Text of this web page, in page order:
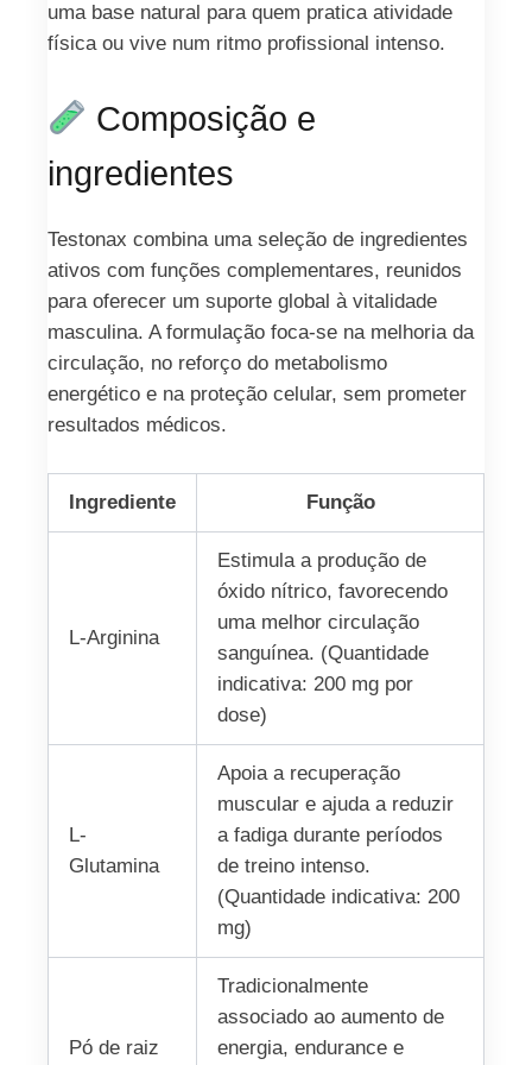
uma base natural para quem pratica atividade
física ou vive num ritmo profissional intenso.
Composição e
ingredientes
Testonax combina uma seleção de ingredientes
ativos com funções complementares, reunidos
para oferecer um suporte global à vitalidade
masculina. A formulação foca-se na melhoria da
circulação, no reforço do metabolismo
energético e na proteção celular, sem prometer
resultados médicos.
Ingrediente Função
L-Arginina
Estimula a produção de
óxido nítrico, favorecendo
uma melhor circulação
sanguínea. (Quantidade
indicativa: 200 mg por
dose)
L-
Glutamina
Apoia a recuperação
muscular e ajuda a reduzir
a fadiga durante períodos
de treino intenso.
(Quantidade indicativa: 200
mg)
Pó de raiz
Tradicionalmente
associado ao aumento de
energia, endurance e